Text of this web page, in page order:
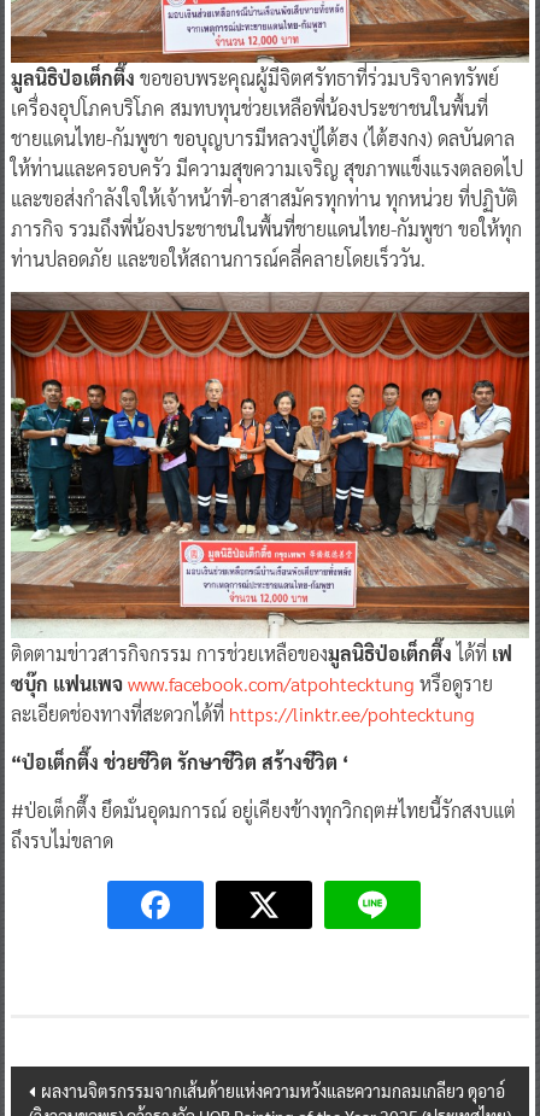
มูลนิธิป่อเต็กตึ๊ง ขอขอบพระคุณผู้มีจิตศรัทธาที่ร่วมบริจาคทรัพย์
เครื่องอุปโภคบริโภค สมทบทุนช่วยเหลือพี่น้องประชาชนในพื้นที่
ชายแดนไทย-กัมพูชา ขอบุญบารมีหลวงปู่ไต้ฮง (ไต้ฮงกง) ดลบันดาล
ให้ท่านและครอบครัว มีความสุขความเจริญ สุขภาพแข็งแรงตลอดไป
และขอส่งกำลังใจให้เจ้าหน้าที่-อาสาสมัครทุกท่าน ทุกหน่วย ที่ปฏิบัติ
ภารกิจ รวมถึงพี่น้องประชาชนในพื้นที่ชายแดนไทย-กัมพูชา ขอให้ทุก
ท่านปลอดภัย และขอให้สถานการณ์คลี่คลายโดยเร็ววัน.
ติดตามข่าวสารกิจกรรม การช่วยเหลือของมูลนิธิป่อเต็กตึ๊งได้ที่ เฟ
ซบุ๊ก แฟนเพจwww.facebook.com/atpohtecktung หรือดูราย
ละเอียดช่องทางที่สะดวกได้ที่ https://linktr.ee/pohtecktung
“ป่อเต็กตึ๊ง ช่วยชีวิต รักษาชีวิต สร้างชีวิต ‘
#ป่อเต็กตึ๊ง ยึดมั่นอุดมการณ์ อยู่เคียงข้างทุกวิกฤต#ไทยนี้รักสงบแต่
ถึงรบไม่ขลาด
Post
ผลงานจิตรกรรมจากเส้นด้ายแห่งความหวังและความกลมเกลียว ดุอาอ์